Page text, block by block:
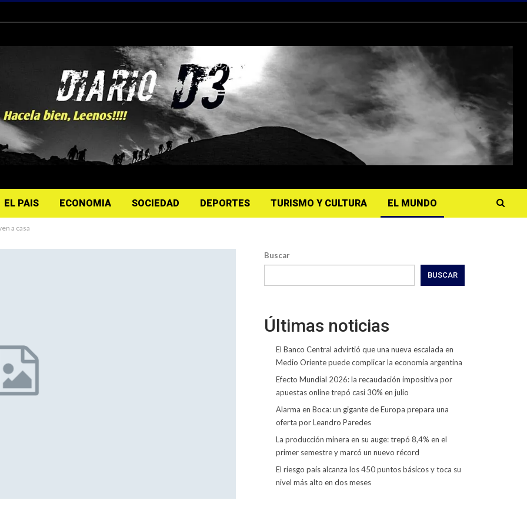
EL PAIS ECONOMIA SOCIEDAD DEPORTES TURISMO Y CULTURA EL MUNDO
a casa
Buscar
BUSCAR
Últimas noticias
El Banco Central advirtió que una nueva escalada en
Medio Oriente puede complicar la economía argentina
Efecto Mundial 2026: la recaudación impositiva por
apuestas online trepó casi 30% en julio
Alarma en Boca: un gigante de Europa prepara una
oferta por Leandro Paredes
La producción minera en su auge: trepó 8,4% en el
primer semestre y marcó un nuevo récord
El riesgo país alcanza los 450 puntos básicos y toca su
nivel más alto en dos meses